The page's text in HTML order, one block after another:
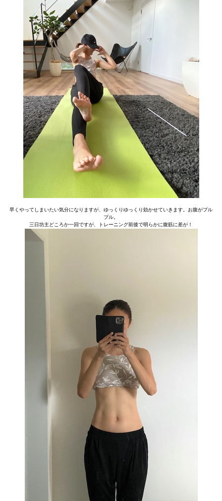
早くやってしまいたい気分になりますが、ゆっくりゆっくり効かせていきます。お腹がプル
プル。
三日坊主どころか一回ですが、トレーニング前後で明らかに腹筋に差が！